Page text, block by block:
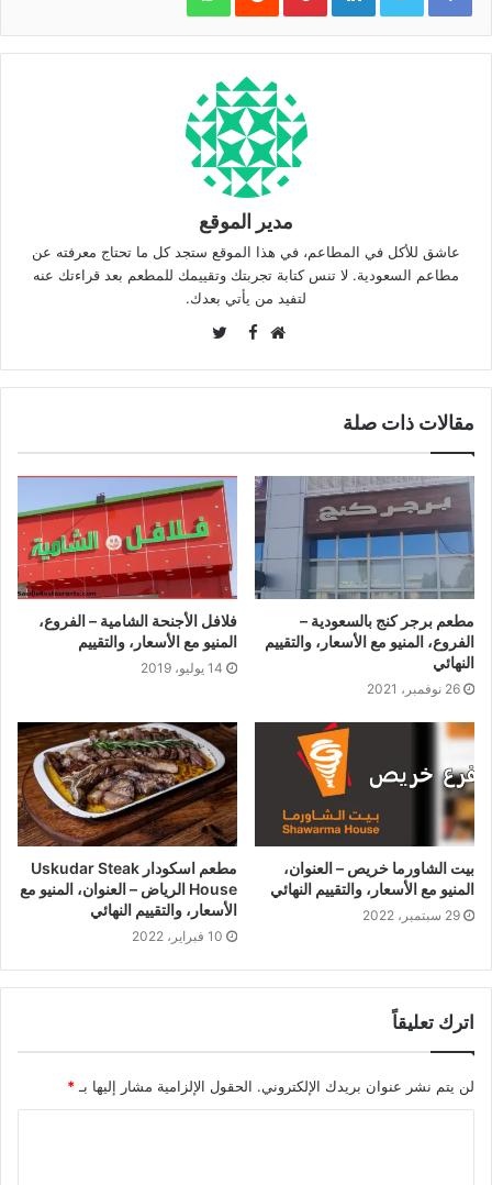
مدير الموقع
عاشق للأكل في المطاعم، في هذا الموقع ستجد كل ما تحتاج معرفته عن
مطاعم السعودية. لا تنس كتابة تجربتك وتقييمك للمطعم بعد قراءتك عنه
لتفيد من يأتي بعدك.
Facebook
مقالات ذات صلة
مطعم برجر كنج بالسعودية –
الفروع، المنيو مع الأسعار، والتقييم
النهائي
26 نوفمبر، 2021
فلافل الأجنحة الشامية – الفروع،
المنيو مع الأسعار، والتقييم
14 يوليو، 2019
بيت الشاورما خريص – العنوان،
المنيو مع الأسعار، والتقييم النهائي
29 سبتمبر، 2022
مطعم اسكودار Uskudar Steak
House الرياض – العنوان، المنيو مع
الأسعار، والتقييم النهائي
10 فبراير، 2022
اترك تعليقاً
لن يتم نشر عنوان بريدك الإلكتروني. الحقول الإلزامية مشار إليها بـ *